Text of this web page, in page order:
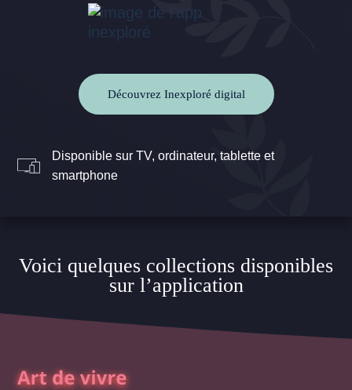
Découvrez Inexploré digital
Disponible sur TV, ordinateur, tablette et
smartphone
Voici quelques collections disponibles
sur l’application